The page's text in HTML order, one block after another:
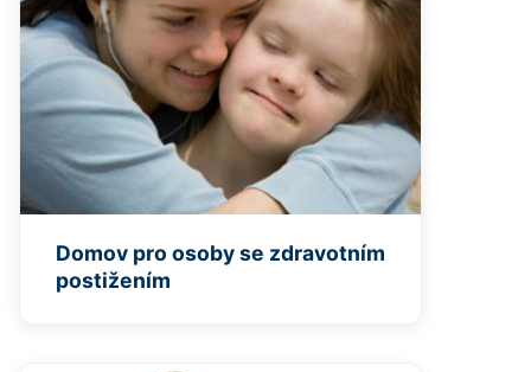
Domov pro osoby se zdravotním
postižením